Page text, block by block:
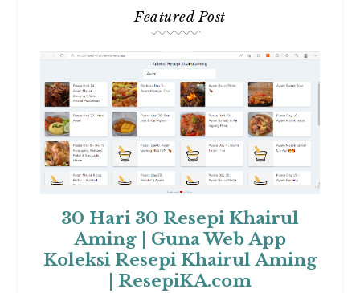
Featured Post
30 Hari 30 Resepi Khairul
Aming | Guna Web App
Koleksi Resepi Khairul Aming
| ResepiKA.com